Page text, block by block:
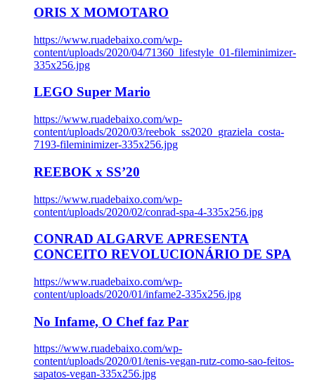
ORIS X MOMOTARO
https://www.ruadebaixo.com/wp-
content/uploads/2020/04/71360_lifestyle_01-fileminimizer-
335x256.jpg
LEGO Super Mario
https://www.ruadebaixo.com/wp-
content/uploads/2020/03/reebok_ss2020_graziela_costa-
7193-fileminimizer-335x256.jpg
REEBOK x SS’20
https://www.ruadebaixo.com/wp-
content/uploads/2020/02/conrad-spa-4-335x256.jpg
CONRAD ALGARVE APRESENTA
CONCEITO REVOLUCIONÁRIO DE SPA
https://www.ruadebaixo.com/wp-
content/uploads/2020/01/infame2-335x256.jpg
No Infame, O Chef faz Par
https://www.ruadebaixo.com/wp-
content/uploads/2020/01/tenis-vegan-rutz-como-sao-feitos-
sapatos-vegan-335x256.jpg